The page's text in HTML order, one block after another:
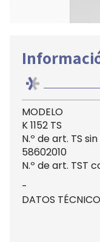
MODELO
K 1152 TS
N.º de art. TS
58602010
N.º de art. TST
-
DATOS